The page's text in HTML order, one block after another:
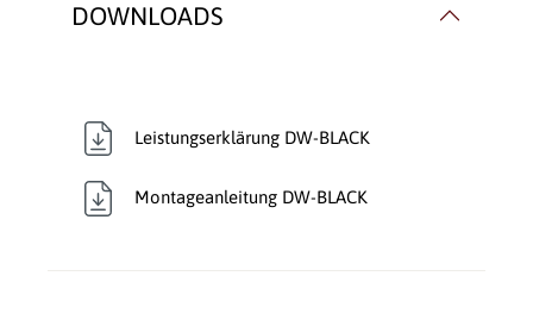
DOWNLOADS
Leistungserklärung DW-BLACK
Montageanleitung DW-BLACK